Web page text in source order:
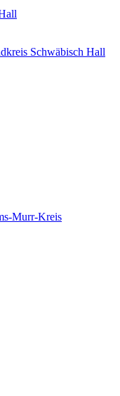
Schwäbisch Hall
Murr-Kreis